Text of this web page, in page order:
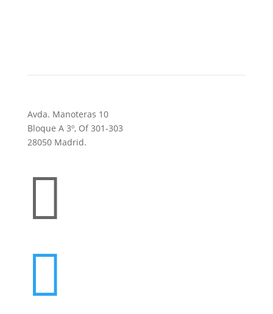
Avda. Manoteras 10
Bloque A 3º, Of 301-303
28050 Madrid.

